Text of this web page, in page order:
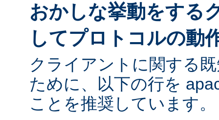
おかしな挙動をする
してプロトコルの動
クライアントに関する
ために、以下の行を
ことを推奨しています。